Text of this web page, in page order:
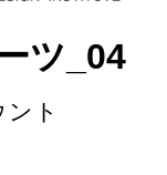
ツ_04
ト